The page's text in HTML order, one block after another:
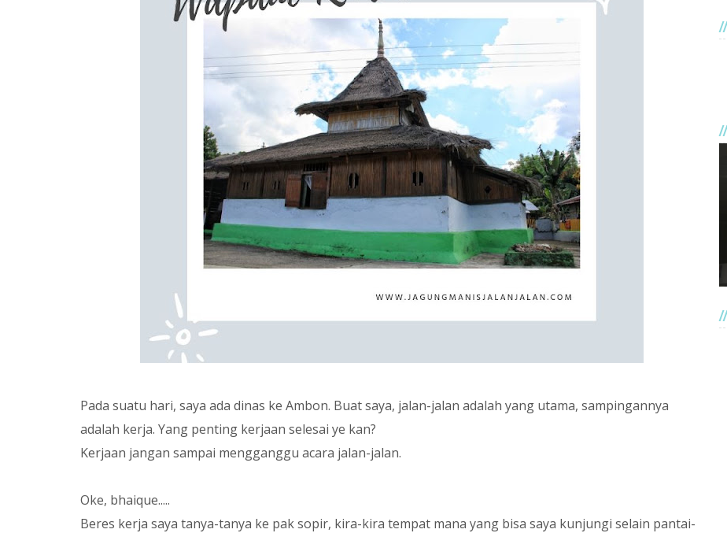
Pada suatu hari, saya ada dinas ke Ambon. Buat saya, jalan-jalan adalah yang utama, sampingannya
adalah kerja. Yang penting kerjaan selesai ye kan?
Kerjaan jangan sampai mengganggu acara jalan-jalan.
Oke, bhaique.....
Beres kerja saya tanya-tanya ke pak sopir, kira-kira tempat mana yang bisa saya kunjungi selain pantai-